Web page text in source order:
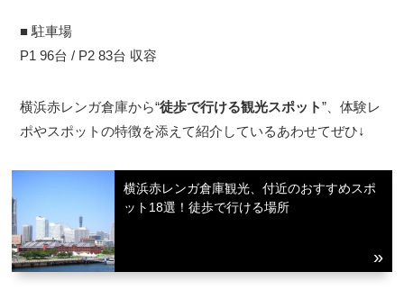
■ 駐車場
P1 96台 / P2 83台 収容
横浜赤レンガ倉庫から“徒歩で行ける観光スポット”、体験レ
ポやスポットの特徴を添えて紹介しているあわせてぜひ↓
横浜赤レンガ倉庫観光、付近のおすすめスポ
ット18選！徒歩で行ける場所